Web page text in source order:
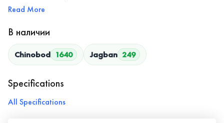
Read More
В наличии
Chinobod 1640 Jagban 249
Specifications
All Specifications